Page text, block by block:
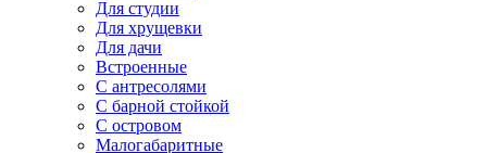
Для студии
Для хрущевки
Для дачи
Встроенные
С антресолями
С барной стойкой
С островом
Малогабаритные